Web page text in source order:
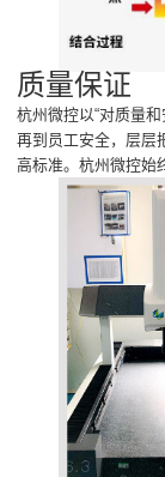
质量保证
杭州微控以“对质量
再到员工安全，层层
高标准。杭州微控始